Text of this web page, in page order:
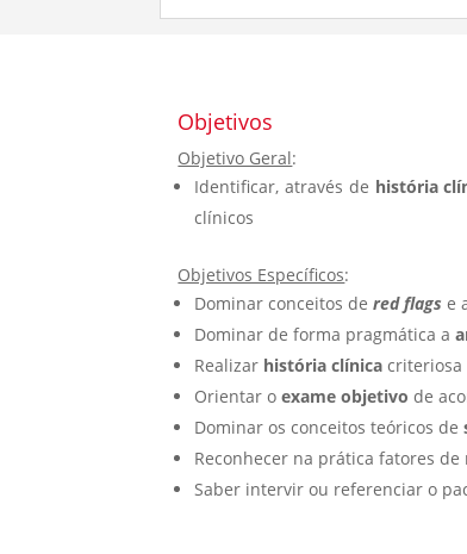
Objetivos
Objetivo Geral:
Identificar, através de história
clínicos
Objetivos Específicos:
Dominar conceitos dered flags e
Dominar de forma pragmática a
Realizar história clínica criteriosa
Orientar oexame objetivo de
Dominar os conceitos teóricos de
Reconhecer na prática fatores
Saber intervir ou referenciar o